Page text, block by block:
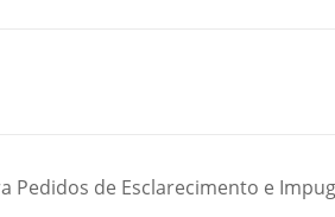
Pedidos de Esclarecimento e